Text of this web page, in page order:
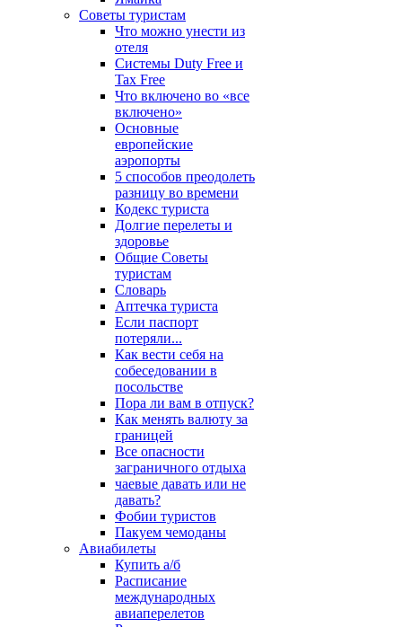
Советы туристам
Что можно унести из
отеля
Системы Duty Free и
Tax Free
Что включено во «все
включено»
Основные
европейские
аэропорты
5 способов преодолеть
разницу во времени
Кодекс туриста
Долгие перелеты и
здоровье
Общие Советы
туристам
Словарь
Аптечка туриста
Если паспорт
потеряли...
Как вести себя на
собеседовании в
посольстве
Пора ли вам в отпуск?
Как менять валюту за
границей
Все опасности
заграничного отдыха
чаевые давать или не
давать?
Фобии туристов
Пакуем чемоданы
Авиабилеты
Купить а/б
Расписание
международных
авиаперелетов